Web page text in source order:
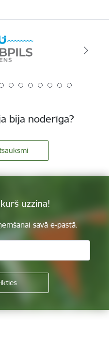
bija noderīga?
uzzina!
savā e-pastā.